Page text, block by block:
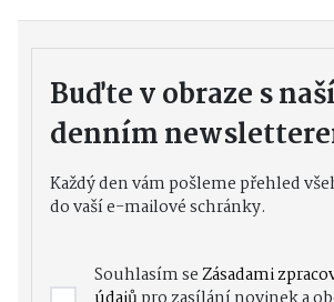
Buďte v obraze s
denním
Každý den vám pošleme přehled
do vaší e-mailové schránky.
Souhlasím seZásadami